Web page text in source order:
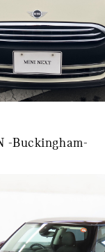
-Buckingham-